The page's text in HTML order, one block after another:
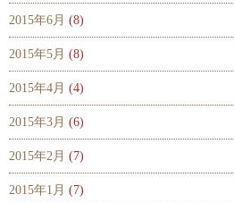
2015年6月 (8)
2015年5月 (8)
2015年4月 (4)
2015年3月 (6)
2015年2月 (7)
2015年1月 (7)